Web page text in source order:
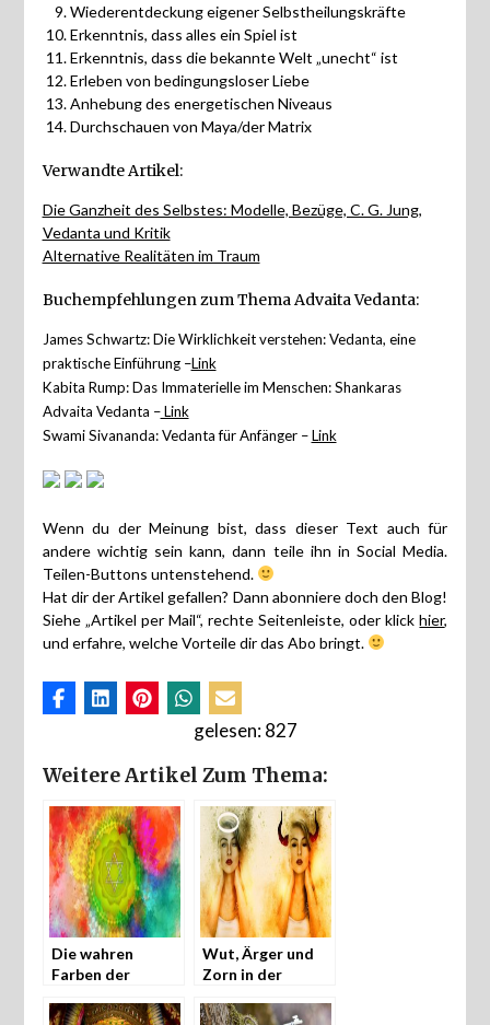
Wiederentdeckung eigener Selbstheilungskräfte
Erkenntnis, dass alles ein Spiel ist
Erkenntnis, dass die bekannte Welt „unecht“ ist
Erleben von bedingungsloser Liebe
Anhebung des energetischen Niveaus
Durchschauen von Maya/der Matrix
Verwandte Artikel:
Die Ganzheit des Selbstes: Modelle, Bezüge, C. G. Jung,
Vedanta und Kritik
Alternative Realitäten im Traum
Buchempfehlungen zum Thema Advaita Vedanta:
James Schwartz: Die Wirklichkeit verstehen: Vedanta, eine
praktische Einführung –Link
Kabita Rump: Das Immaterielle im Menschen: Shankaras
Advaita Vedanta –Link
Swami Sivananda: Vedanta für Anfänger –Link
Wenn du der Meinung bist, dass dieser Text auch für
andere wichtig sein kann, dann teile ihn in Social Media.
Teilen-Buttons untenstehend.
Hat dir der Artikel gefallen? Dann abonniere doch den Blog!
Siehe „Artikel per Mail“, rechte Seitenleiste, oder klickhier,
und erfahre, welche Vorteile dir das Abo bringt.
gelesen: 827
Weitere Artikel Zum Thema:
Die wahren
Farben der
Wut, Ärger und
Zorn in der